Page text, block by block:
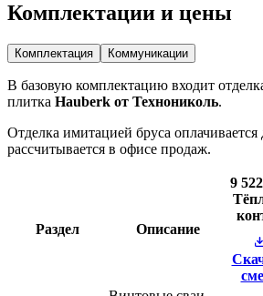
Комплектации и цены
Комплектация Коммуникации
В базовую комплектацию входит
плитка Hauberk от Технониколь.
Отделка имитацией бруса
рассчитывается в офисе продаж.
Раздел Описание
9